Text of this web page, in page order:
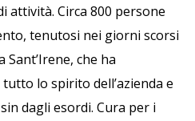
attività. Circa 800 persone
tenutosi nei giorni scorsi
Sant’Irene, che ha
lo spirito dell’azienda e
dagli esordi. Cura per i